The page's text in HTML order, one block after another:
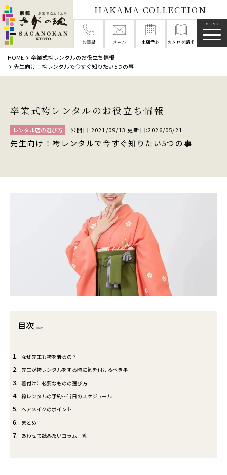
HAKAMA COLLECTION
お電話 メール 来店予約 カタログ請求
HOME
卒業式袴レンタルのお役立ち情報
先生向け！袴レンタルで今すぐ知りたい5つの事
卒業式袴レンタルのお役立ち情報
レンタル店の選び方 公開日:2021/09/13 更新日:2026/05/21
先生向け！袴レンタルで今すぐ知りたい5つの事
目次 [非表示]
1 なぜ先生も袴を着るの？
2 先生が袴レンタルをする時に気を付けるべき事
3 着付けに必要なものの選び方
4 袴レンタルの予約～当日のスケジュール
5 ヘアメイクのポイント
6 まとめ
7 あわせて読みたいコラム一覧
メニ